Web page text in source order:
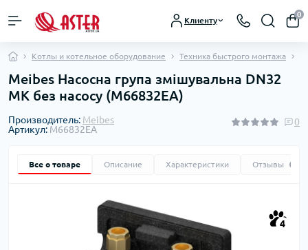
Клиенту
0
Котлы и котельное оборудование Техника быстрого монтажа
Meibes Насосна група змішувальна DN32
MK без насосу (M66832EA)
Производитель: Meibes
Артикул: M66832EA
0
Все о товаре Описание Характеристики Отзывы
4